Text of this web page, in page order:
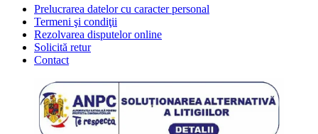
Prelucrarea datelor cu caracter personal
Termeni şi condiţii
Rezolvarea disputelor online
Solicită retur
Contact